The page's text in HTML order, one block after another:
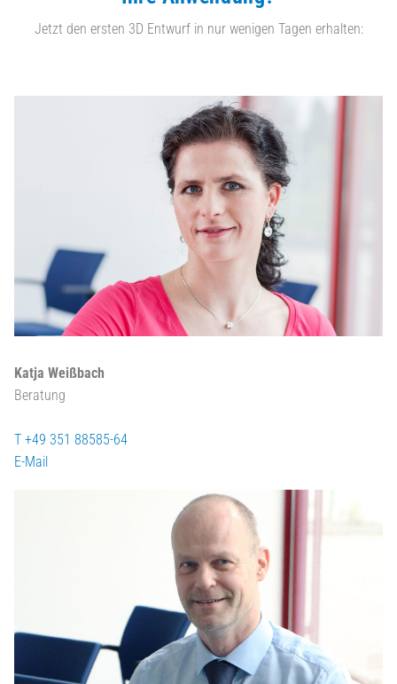
Jetzt den ersten 3D Entwurf in nur wenigen Tagen erhalten:
Katja Weißbach
Beratung
T +49 351 88585-64
E-Mail